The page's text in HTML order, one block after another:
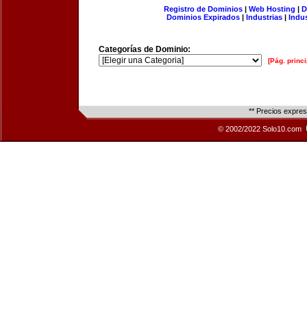
Registro de Dominios| Web Hosting |
Dominios Expirados | Industrias |
Categorías de Dominio:
[Pág.
** Precios
© 2002/2022 Solo10.com